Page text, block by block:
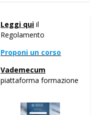
Leggi qui il
Regolamento
Proponi un corso
Vademecum
piattaforma formazione